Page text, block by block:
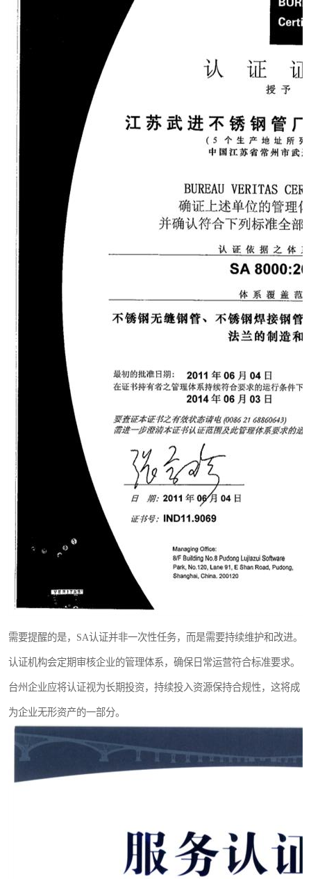
需要提醒的是，SA认证并非一次性任务，而是需要持续维护和改进。
认证机构会定期审核企业的管理体系，确保日常运营符合标准要求。
台州企业应将认证视为长期投资，持续投入资源保持合规性，这将成
为企业无形资产的一部分。